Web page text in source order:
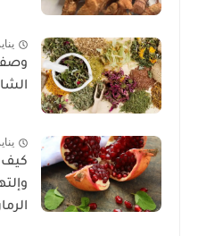
يناير 29,
يناير 28,
كيف